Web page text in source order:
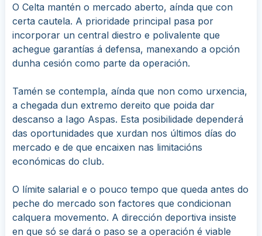
O Celta mantén o mercado aberto, aínda que con
certa cautela. A prioridade principal pasa por
incorporar un central diestro e polivalente que
achegue garantías á defensa, manexando a opción
dunha cesión como parte da operación.
Tamén se contempla, aínda que non como urxencia,
a chegada dun extremo dereito que poida dar
descanso a Iago Aspas. Esta posibilidade dependerá
das oportunidades que xurdan nos últimos días do
mercado e de que encaixen nas limitacións
económicas do club.
O límite salarial e o pouco tempo que queda antes do
peche do mercado son factores que condicionan
calquera movemento. A dirección deportiva insiste
en que só se dará o paso se a operación é viable